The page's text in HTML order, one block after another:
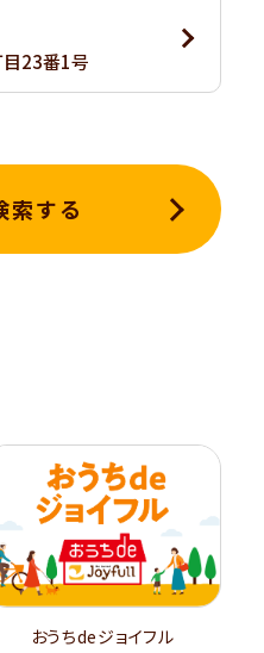
23番1号
索する
おうちdeジョイフル